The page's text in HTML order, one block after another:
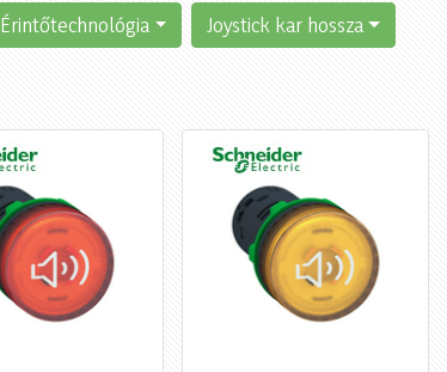
Érintőtechnológia Joystick kar hossza